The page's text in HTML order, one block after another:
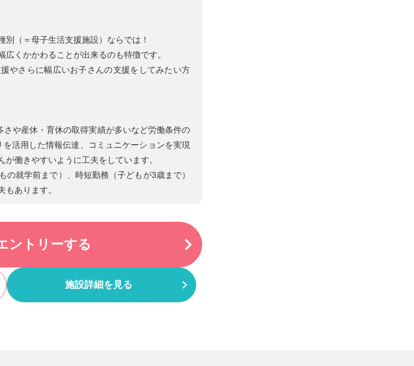
（＝母子生活支援施設）ならでは！
くかかわることが出来るのも特徴です。
やさらに幅広いお子さんの支援をしてみたい方
や産休・育休の取得実績が多いなど労働条件の
活用した情報伝達、コミュニケーションを実現
働きやすいように工夫をしています。
就学前まで）、時短勤務（子どもが3歳まで）
あります。
ントリーする
施設詳細を見る